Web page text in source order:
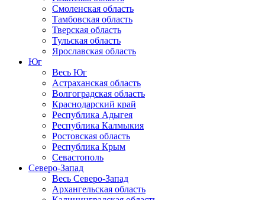
Смоленская область
Тамбовская область
Тверская область
Тульская область
Ярославская область
Юг
Весь Юг
Астраханская область
Волгоградская область
Краснодарский край
Республика Адыгея
Республика Калмыкия
Ростовская область
Республика Крым
Севастополь
Северо-Запад
Весь Северо-Запад
Архангельская область